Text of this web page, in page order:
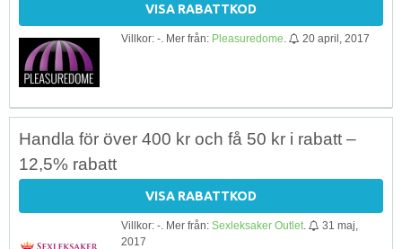
VISA RABATTKOD
Villkor: -. Mer från: Pleasuredome 20 april, 2017
Handla för över 400 kr och få 50 kr i rabatt –
12,5% rabatt
VISA RABATTKOD
Villkor: -. Mer från: Sexleksaker Outlet
31 maj,
2017